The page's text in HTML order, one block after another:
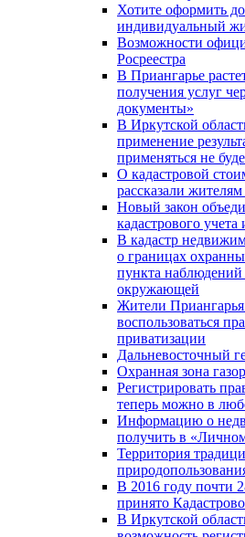
Хотите оформить
индивидуальный
Возможности
Росреестра
В Приангарье
получения услуг
документы»
В Иркутской
применение
применяться не
О кадастровой
рассказали
Новый закон
кадастрового
В кадастр
о границах
пункта наблюдений
окружающей
Жители
воспользоваться
приватизации
Дальневосточный
Охранная зона
Регистрировать
теперь можно в
Информацию о
получить в
Территория
В 2016 году почти
принято
В Иркутской